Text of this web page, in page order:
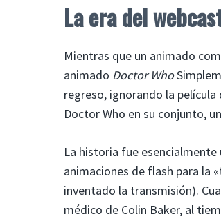
La era del
Mientras que un animado
animado Doctor Who
regreso, ignorando la
Doctor Who en su conjunto,
La historia fue
animaciones de flash para la
inventado la transmisión).
médico de Colin Baker, al